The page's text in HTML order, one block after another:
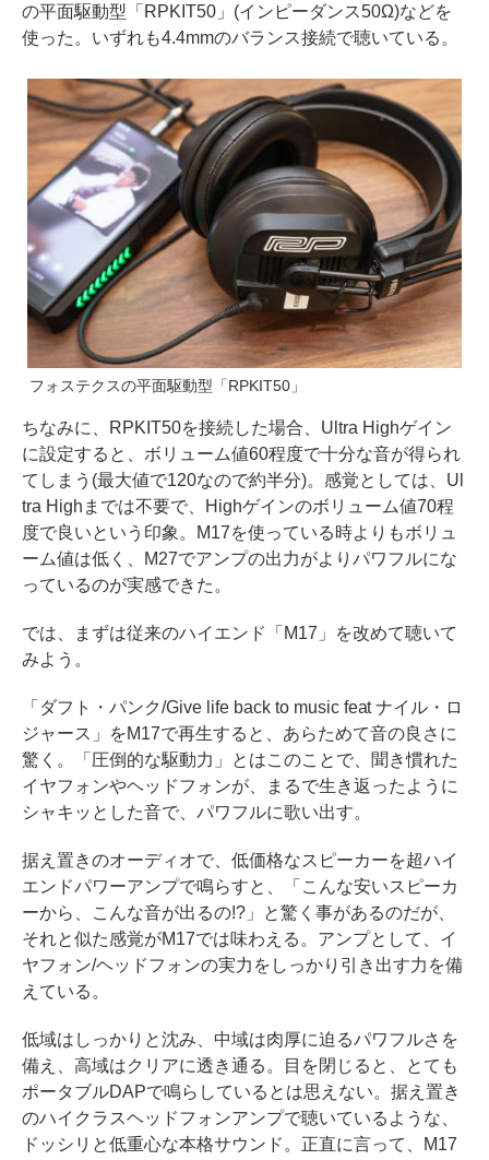
の平面駆動型「RPKIT50」(インピーダンス50Ω)などを
使った。いずれも4.4mmのバランス接続で聴いている。
フォステクスの平面駆動型「RPKIT50」
ちなみに、RPKIT50を接続した場合、Ultra Highゲイン
に設定すると、ボリューム値60程度で十分な音が得られ
てしまう(最大値で120なので約半分)。感覚としては、Ul
tra Highまでは不要で、Highゲインのボリューム値70程
度で良いという印象。M17を使っている時よりもボリュ
ーム値は低く、M27でアンプの出力がよりパワフルにな
っているのが実感できた。
では、まずは従来のハイエンド「M17」を改めて聴いて
みよう。
「ダフト・パンク/Give life back to music feat ナイル・ロ
ジャース」をM17で再生すると、あらためて音の良さに
驚く。「圧倒的な駆動力」とはこのことで、聞き慣れた
イヤフォンやヘッドフォンが、まるで生き返ったように
シャキッとした音で、パワフルに歌い出す。
据え置きのオーディオで、低価格なスピーカーを超ハイ
エンドパワーアンプで鳴らすと、「こんな安いスピーカ
ーから、こんな音が出るの!?」と驚く事があるのだが、
それと似た感覚がM17では味わえる。アンプとして、イ
ヤフォン/ヘッドフォンの実力をしっかり引き出す力を備
えている。
低域はしっかりと沈み、中域は肉厚に迫るパワフルさを
備え、高域はクリアに透き通る。目を閉じると、とても
ポータブルDAPで鳴らしているとは思えない。据え置き
のハイクラスヘッドフォンアンプで聴いているような、
ドッシリと低重心な本格サウンド。正直に言って、M17